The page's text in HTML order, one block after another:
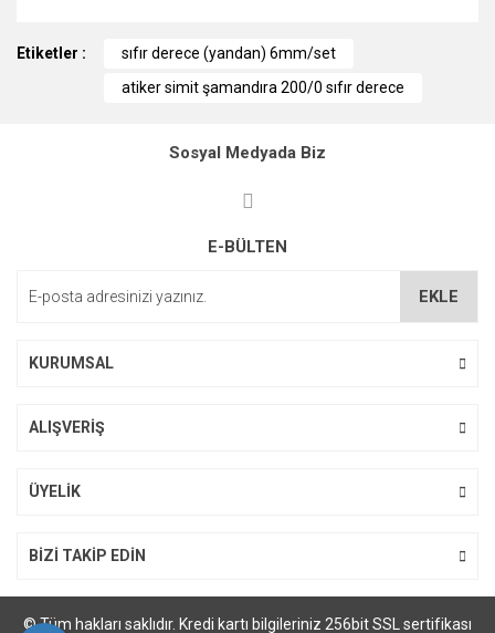
konularda yetersiz gördüğünüz noktaları öneri formunu
Görüş ve önerileriniz için teşekkür ederiz.
Ürün resmi kalitesiz, bozuk veya görüntülenemiyor.
Ürün fiyatı diğer sitelerden daha pahalı.
Bu ürüne benzer farklı alternatifler olmalı.
Etiketler :
sıfır derece (yandan) 6mm/set
atiker simit şamandıra 200/0 sıfır derece
Sosyal Medyada Biz
E-BÜLTEN
EKLE
KURUMSAL
ALIŞVERİŞ
ÜYELİK
BİZİ TAKİP EDİN
© Tüm hakları saklıdır. Kredi kartı bilgileriniz 256bit SSL sertifikası